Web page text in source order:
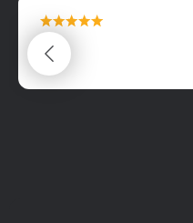
maximální spokojenost
22.06.2025